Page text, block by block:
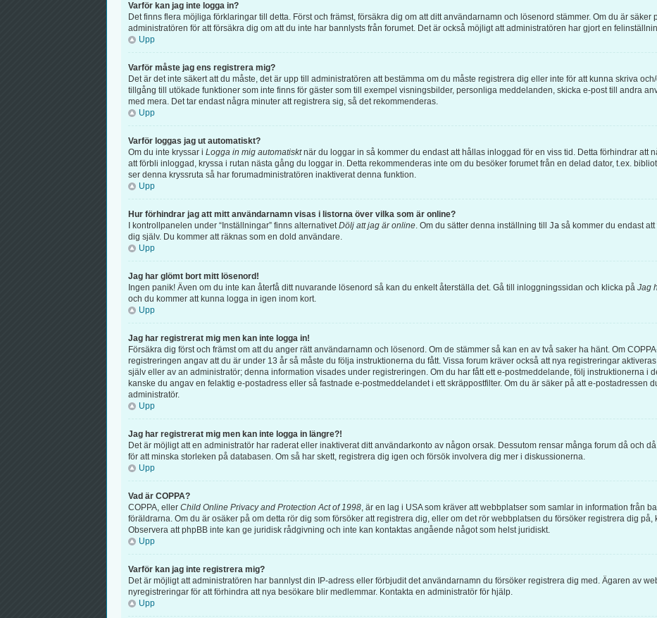
Varför kan jag inte logga in?
Det finns flera möjliga förklaringar till detta. Först och främst, försäkra dig om att ditt användarnamn och lösenord stämmer. Om du är säker
administratören för att försäkra dig om att du inte har bannlysts från forumet. Det är också möjligt att administratören har gjort en
Upp
Varför måste jag ens registrera mig?
Det är det inte säkert att du måste, det är upp till administratören att bestämma om du måste registrera dig eller inte för att kunna skriva
tillgång till utökade funktioner som inte finns för gäster som till exempel visningsbilder, personliga meddelanden, skicka e-post till andra
med mera. Det tar endast några minuter att registrera sig, så det rekommenderas.
Upp
Varför loggas jag ut automatiskt?
Om du inte kryssar i Logga in mig automatisktnär du loggar in så kommer du endast att hållas inloggad för en viss tid. Detta förhindrar att
att förbli inloggad, kryssa i rutan nästa gång du loggar in. Detta rekommenderas inte om du besöker forumet från en delad dator, t.ex.
ser denna kryssruta så har forumadministratören inaktiverat denna funktion.
Upp
Hur förhindrar jag att mitt användarnamn visas i listorna över vilka som är online?
I kontrollpanelen under “Inställningar” finns alternativetDölj att jag är online. Om du sätter denna inställning till Jaså kommer du endast att
dig själv. Du kommer att räknas som en dold användare.
Upp
Jag har glömt bort mitt lösenord!
Ingen panik! Även om du inte kan återfå ditt nuvarande lösenord så kan du enkelt återställa det. Gå till inloggningssidan och klicka på Jag
och du kommer att kunna logga in igen inom kort.
Upp
Jag har registrerat mig men kan inte logga in!
Försäkra dig först och främst om att du anger rätt användarnamn och lösenord. Om de stämmer så kan en av två saker ha hänt. Om
registreringen angav att du är under 13 år så måste du följa instruktionerna du fått. Vissa forum kräver också att nya registreringar
själv eller av an administratör; denna information visades under registreringen. Om du har fått ett e-postmeddelande, följ instruktionerna i
kanske du angav en felaktig e-postadress eller så fastnade e-postmeddelandet i ett skräppostfilter. Om du är säker på att e-postadressen
administratör.
Upp
Jag har registrerat mig men kan inte logga in längre?!
Det är möjligt att en administratör har raderat eller inaktiverat ditt användarkonto av någon orsak. Dessutom rensar många forum då och
för att minska storleken på databasen. Om så har skett, registrera dig igen och försök involvera dig mer i diskussionerna.
Upp
Vad är COPPA?
COPPA, eller Child Online Privacy and Protection Act of 1998, är en lag i USA som kräver att webbplatser som samlar in information från
föräldrarna. Om du är osäker på om detta rör dig som försöker att registrera dig, eller om det rör webbplatsen du försöker registrera dig
Observera att phpBB inte kan ge juridisk rådgivning och inte kan kontaktas angående något som helst juridiskt.
Upp
Varför kan jag inte registrera mig?
Det är möjligt att administratören har bannlyst din IP-adress eller förbjudit det användarnamn du försöker registrera dig med. Ägaren av
nyregistreringar för att förhindra att nya besökare blir medlemmar. Kontakta en administratör för hjälp.
Upp